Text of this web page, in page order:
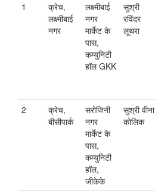
1
क्रेच,
लक्ष्मीबाई
नगर
लक्ष्मीबाई
नगर
मार्केट के
पास,
कम्युनिटी
हॉल GKK
सुश्री
रविंदर
लूथरा
2
क्रेच,
बीसीपार्क
सरोजिनी
नगर
मार्केट के
पास,
कम्युनिटी
हॉल,
जीकेके
सुश्री वीना
कोलिक